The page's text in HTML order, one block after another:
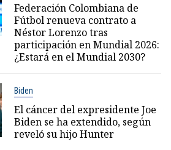
Federación Colombiana de
Fútbol renueva contrato a
Néstor Lorenzo tras
participación en Mundial 2026:
¿Estará en el Mundial 2030?
Biden
El cáncer del expresidente Joe
Biden se ha extendido, según
reveló su hijo Hunter